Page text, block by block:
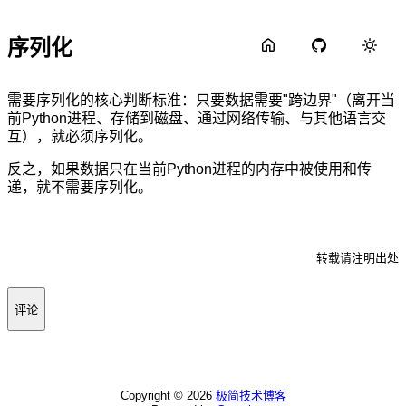
序列化
需要序列化的核心判断标准：只要数据需要"跨边界"（离开当
前Python进程、存储到磁盘、通过网络传输、与其他语言交
互），就必须序列化。
反之，如果数据只在当前Python进程的内存中被使用和传
递，就不需要序列化。
转载请注明出处
评论
Copyright © 2026 极简技术博客